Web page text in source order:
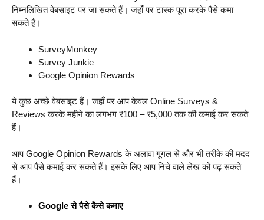
निम्नलिखित वेबसाइट पर जा सकते हैं। जहाँ पर टास्क पूरा करके पैसे कमा
सकते हैं।
SurveyMonkey
Survey Junkie
Google Opinion Rewards
ये कुछ अच्छे वेबसाइट हैं। जहाँ पर आप केवल Online Surveys &
Reviews करके महीने का लगभग ₹100 – ₹5,000 तक की कमाई कर सकते
हैं।
आप Google Opinion Rewards के अलावा गूगल से और भी तरीके की मदद
से आप पैसे कमाई कर सकते हैं। इसके लिए आप निचे वाले लेख को पढ़ सकते
हैं।
Google से पैसे कैसे कमाए